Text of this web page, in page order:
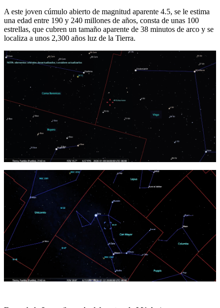
A este joven cúmulo abierto de magnitud aparente 4.5, se le estima
una edad entre 190 y 240 millones de años, consta de unas 100
estrellas, que cubren un tamaño aparente de 38 minutos de arco y se
localiza a unos 2,300 años luz de la Tierra.